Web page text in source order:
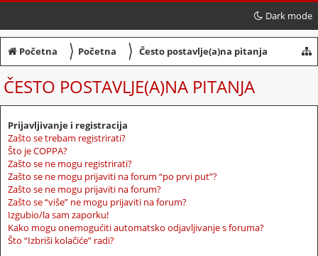
Dark mode
Početna 〉 Početna 〉 Često postavlje(a)na pitanja
ČESTO POSTAVLJE(A)NA PITANJA
Prijavljivanje i registracija
Zašto se trebam registrirati?
Što je COPPA?
Zašto se ne mogu registrirati?
Zašto se ne mogu prijaviti na forum “po prvi put”?
Zašto se ne mogu prijaviti na forum?
Zašto se “više” ne mogu prijaviti na forum?
Izgubio/la sam zaporku!
Kako mogu onemogućiti automatsko odjavljivanje s foruma?
Što “Izbriši kolačiće” radi?